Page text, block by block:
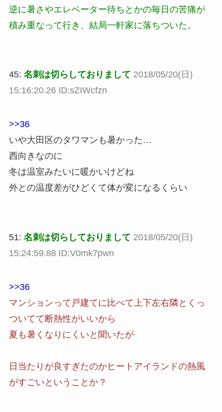
逆に暑さやエレベーター待ちとかの毎日の苦痛が
積み重なって行き、結局一軒家に落ちついた。
45: 名刺は切らしておりまして 2018/05/20(日)
15:16:20.26 ID:sZIWcfzn
>>36
いや大田区のタワマンも暑かった…
西向きなのに
冬は温室みたいに暖かいけどね
外との温度差がひどくて体が変になるくらい
51: 名刺は切らしておりまして 2018/05/20(日)
15:24:59.88 ID:V0mk7pwn
>>36
マンションって戸建てに比べて上下左右隣とくっ
ついてて断熱性がいいから
夏も暑くなりにくいと聞いたが
日当たりが良すぎたのかヒートアイランドの熱風
がすごいということか？